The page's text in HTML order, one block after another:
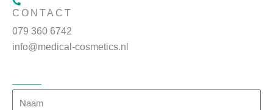
CONTACT
079 360 6742
info@medical-cosmetics.nl